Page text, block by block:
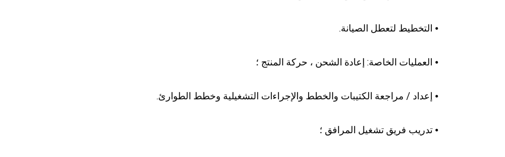
⦁ التخطيط لتعطل الصيانة.
⦁ العمليات الخاصة: إعادة الشحن ، حركة المنتج ؛
⦁ إعداد / مراجعة الكتيبات والخطط والإجراءات التشغيلية وخطط الطوارئ.
⦁ تدريب فريق تشغيل المرافق ؛